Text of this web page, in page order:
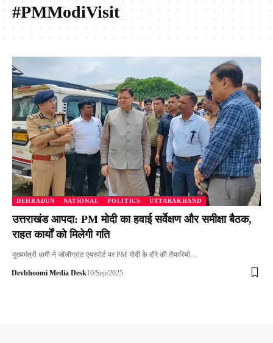
#PMModiVisit
DEHRADUN NATIONAL POLITICS UTTARAKHAND
उत्तराखंड आपदा: PM मोदी का हवाई सर्वेक्षण और समीक्षा बैठक,
राहत कार्यों को मिलेगी गति
मुख्यमंत्री धामी ने जॉलीग्रांट एयरपोर्ट पर PM मोदी के दौरे की तैयारियों…
Devbhoomi Media Desk10/Sep/2025